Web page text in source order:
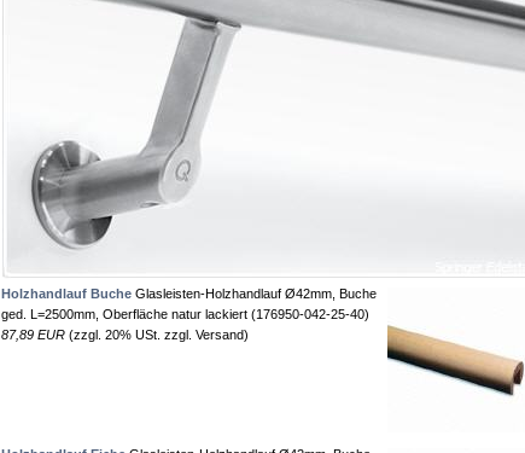
Holzhandlauf Buche Glasleisten-Holzhandlauf Ø42mm, Buche
ged. L=2500mm, Oberfläche natur lackiert (176950-042-25-40)
87,89 EUR (zzgl. 20% USt. zzgl. Versand)